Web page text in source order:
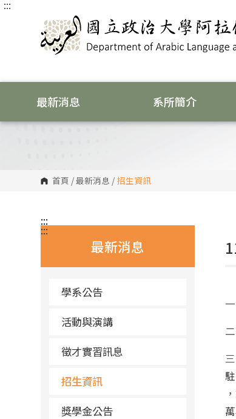
跳
:::
最新消息 系所簡介
首頁 /最新消息 / 招生資訊
:::
最新消息
學系公告
活動與演講
徵才實習訊息
招生資訊
獎學金公告
:::